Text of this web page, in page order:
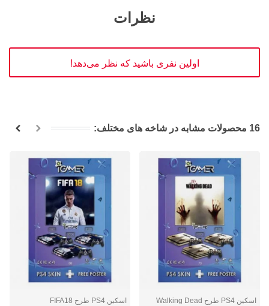
نظرات
اولین نفری باشید که نظر می‌دهد!
16 محصولات مشابه در شاخه های مختلف:
اسکین PS4 طرح Walking Dead اسکین PS4 طرح FIFA18